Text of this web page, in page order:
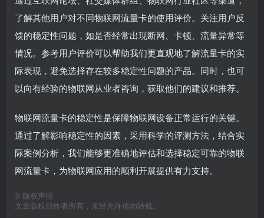
了解其他用户对不同物联网流量卡的使用评价。关注用户反
馈的稳定性问题，如是否经常出现断网、卡顿、流量异常等
情况。参考用户评价可以帮助我们更直观地了解流量卡的实
际表现，避免选择存在较多稳定性问题的产品。同时，也可
以向有经验的物联网从业者咨询，获取他们的建议和推荐。
物联网流量卡的稳定性是保障物联网设备正常运行的关键。
通过了解影响稳定性的因素，采用科学的评测方法，结合实
际案例分析，我们能够更准确地评估和选择稳定可靠的物联
网流量卡，为物联网应用的顺利开展提供有力支持。
© 版权声明
文章版权归作者所有，未经允许请勿转载。